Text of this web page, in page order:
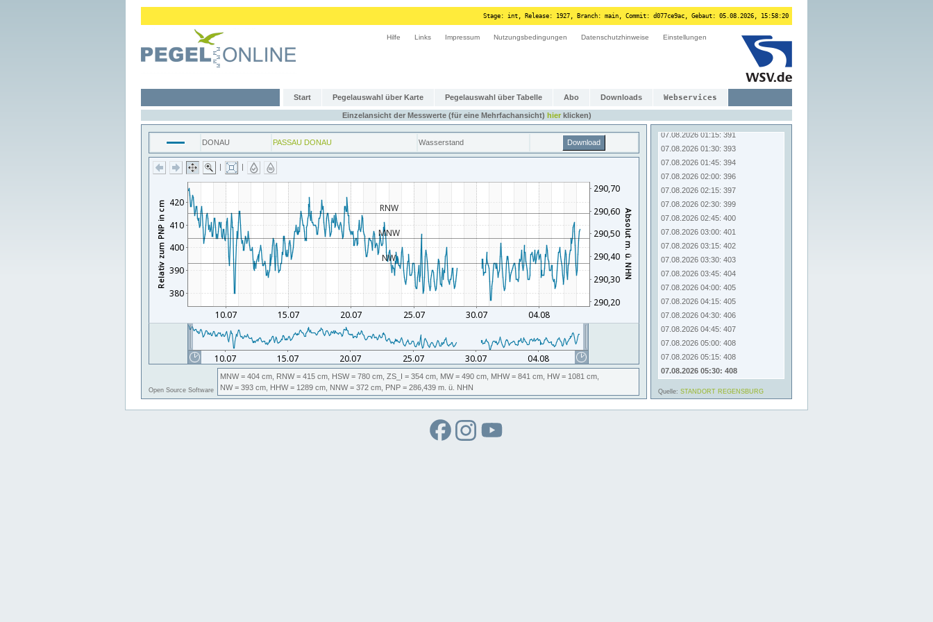
Stage: int, Release: 1927, Branch: main, Commit: d077ce9ac, Gebaut: 05.08.2026, 15:58:20
Hilfe Links Impressum Nutzungsbedingungen Datenschutzhinweise Einstellungen
Start Pegelauswahl über Karte Pegelauswahl über Tabelle Abo Downloads Webservices
Einzelansicht der Messwerte (für eine Mehrfachansicht) hierklicken)
DONAU PASSAU DONAU Wasserstand Download
| |
Open Source Software
MNW= 404 cm, RNW= 415 cm, HSW= 780 cm, ZS_I = 354 cm, MW= 490 cm, MHW= 841 cm, HW= 1081 cm,
NW= 393 cm, HHW= 1289 cm, NNW= 372 cm, PNP = 286,439 m. ü. NHN
06.08.2026 23:00: 389
06.08.2026 23:15: 388
06.08.2026 23:30: 388
07.08.2026 00:30: 388
07.08.2026 00:45: 389
07.08.2026 01:00: 390
07.08.2026 01:15: 391
07.08.2026 01:30: 393
07.08.2026 01:45: 394
07.08.2026 02:00: 396
07.08.2026 02:15: 397
07.08.2026 02:30: 399
07.08.2026 02:45: 400
07.08.2026 03:00: 401
07.08.2026 03:15: 402
07.08.2026 03:30: 403
07.08.2026 03:45: 404
07.08.2026 04:00: 405
07.08.2026 04:15: 405
07.08.2026 04:30: 406
07.08.2026 04:45: 407
07.08.2026 05:00: 408
07.08.2026 05:15: 408
07.08.2026 05:30: 408
Quelle: STANDORT REGENSBURG